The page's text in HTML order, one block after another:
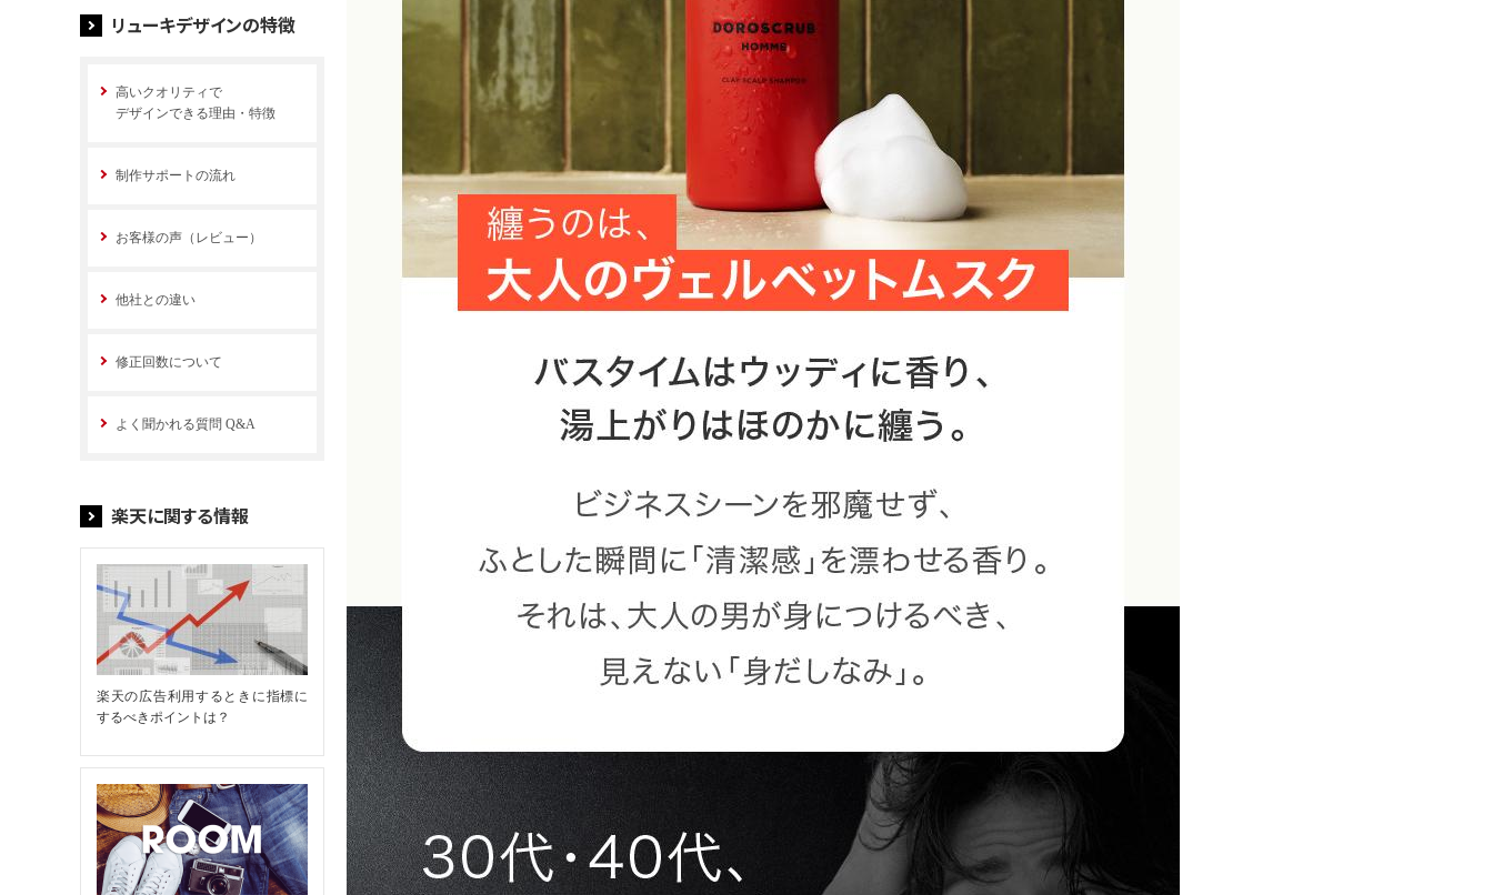
リューキデザインの特徴
高いクオリティで
デザインできる理由・特徴
制作サポートの流れ
お客様の声（レビュー）
他社との違い
修正回数について
よく聞かれる質問 Q&A
楽天に関する情報
楽天の広告利用するときに指標に
するべきポイントは？